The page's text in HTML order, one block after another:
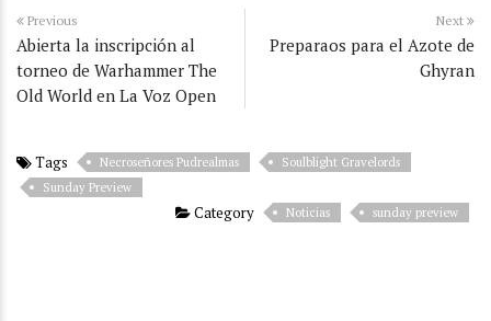
Previous
Abierta la inscripción al
torneo de Warhammer The
Old World en La Voz Open
Next
Preparaos para el Azote de
Ghyran
Tags Necroseñores Pudrealmas
Soulblight Gravelords
Sunday Preview
Category Noticias sunday preview